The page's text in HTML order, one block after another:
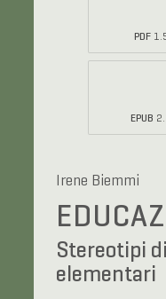
PDF
EPUB
Irene Biemmi
Stereotipi
elementari